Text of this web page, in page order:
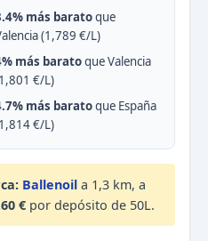
más baratoque
(1,789 €/L)
más baratoque Valencia
€/L)
más baratoque España
€/L)
Ballenoil a 1,3 km, a
€ por depósito de 50L.